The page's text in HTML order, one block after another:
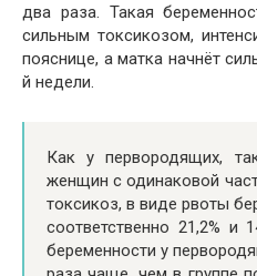
два раза. Такая
сильным токсикозом,
пояснице, а матка начнёт
й недели.
Как у первородящих,
женщин с одинаковой
токсикоз, в виде рвоты
соответственно 21,2% и
беременности у